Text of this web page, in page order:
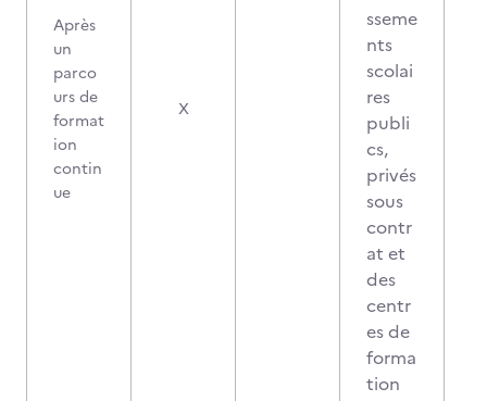
Après
un
parco
urs de
format
ion
contin
ue
X
sseme
nts
scolai
res
publi
cs,
privés
sous
contr
at et
des
centr
es de
forma
tion